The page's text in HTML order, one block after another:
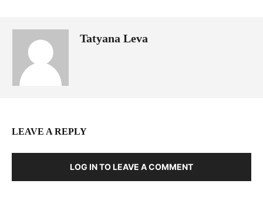
Tatyana Leva
LEAVE A REPLY
LOG IN TO LEAVE A COMMENT